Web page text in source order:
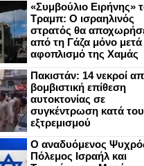
«Συμβούλιο Ειρήνης»
Τραμπ: Ο ισραηλινός
στρατός θα
από τη Γάζα μόνο μετά
αφοπλισμό της Χαμάς
Πακιστάν: 14 νεκροί
βομβιστική επίθεση
αυτοκτονίας σε
συγκέντρωση κατά του
εξτρεμισμού
Ο αναδυόμενος
Πόλεμος Ισραήλ και